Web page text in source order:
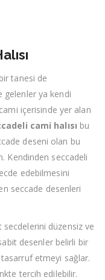
tanesi de
gelenler ya kendi
içerisinde yer alan
cami halısı bu
deseni olan bu
Kendinden seccadeli
edebilmesini
seccade desenleri
düzensiz ve
desenler belirli bir
etmeyi sağlar.
tercih edilebilir.